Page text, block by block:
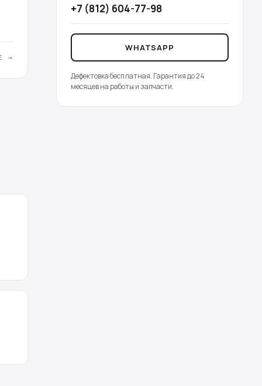
→
+7 (812) 604-77-98
WHATSAPP
Дефектовка бесплатная. Гарантия до 24
месяцев на работы и запчасти.